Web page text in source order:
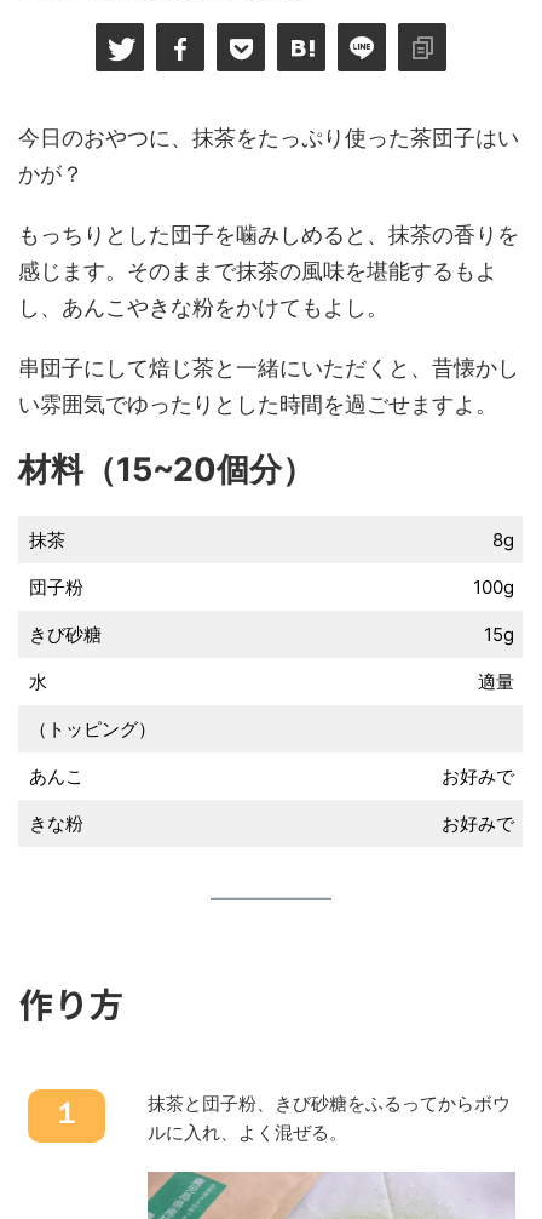
今日のおやつに、抹茶をたっぷり使った茶団子はい
かが？
もっちりとした団子を噛みしめると、抹茶の香りを
感じます。そのままで抹茶の風味を堪能するもよ
し、あんこやきな粉をかけてもよし。
串団子にして焙じ茶と一緒にいただくと、昔懐かし
い雰囲気でゆったりとした時間を過ごせますよ。
材料（15~20個分）
抹茶 8g
団子粉 100g
きび砂糖 15g
水 適量
（トッピング）
あんこ お好みで
きな粉 お好みで
作り方
１
抹茶と団子粉、きび砂糖をふるってからボウ
ルに入れ、よく混ぜる。